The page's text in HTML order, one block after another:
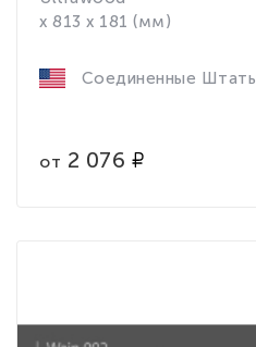
x 813 x 181 (мм)
Соединенные
от 2 076